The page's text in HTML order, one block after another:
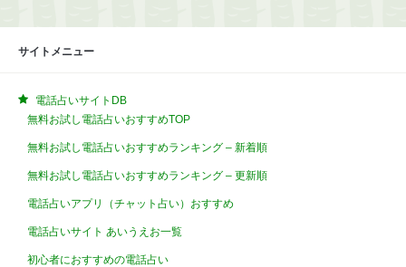
サイトメニュー
電話占いサイトDB
無料お試し電話占いおすすめTOP
無料お試し電話占いおすすめランキング – 新着順
無料お試し電話占いおすすめランキング – 更新順
電話占いアプリ（チャット占い）おすすめ
電話占いサイト あいうえお一覧
初心者におすすめの電話占い